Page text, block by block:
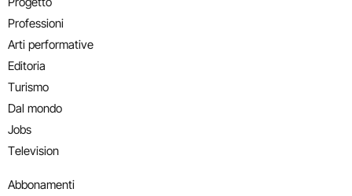
Professioni
Arti performative
Editoria
Turismo
Dal mondo
Jobs
Television
Abbonamenti